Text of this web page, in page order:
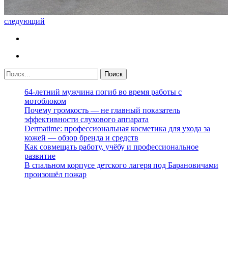
следующий
64-летний мужчина погиб во время работы с
мотоблоком
Почему громкость — не главный показатель
эффективности слухового аппарата
Dermatime: профессиональная косметика для ухода за
кожей — обзор бренда и средств
Как совмещать работу, учёбу и профессиональное
развитие
В спальном корпусе детского лагеря под Барановичами
произошёл пожар